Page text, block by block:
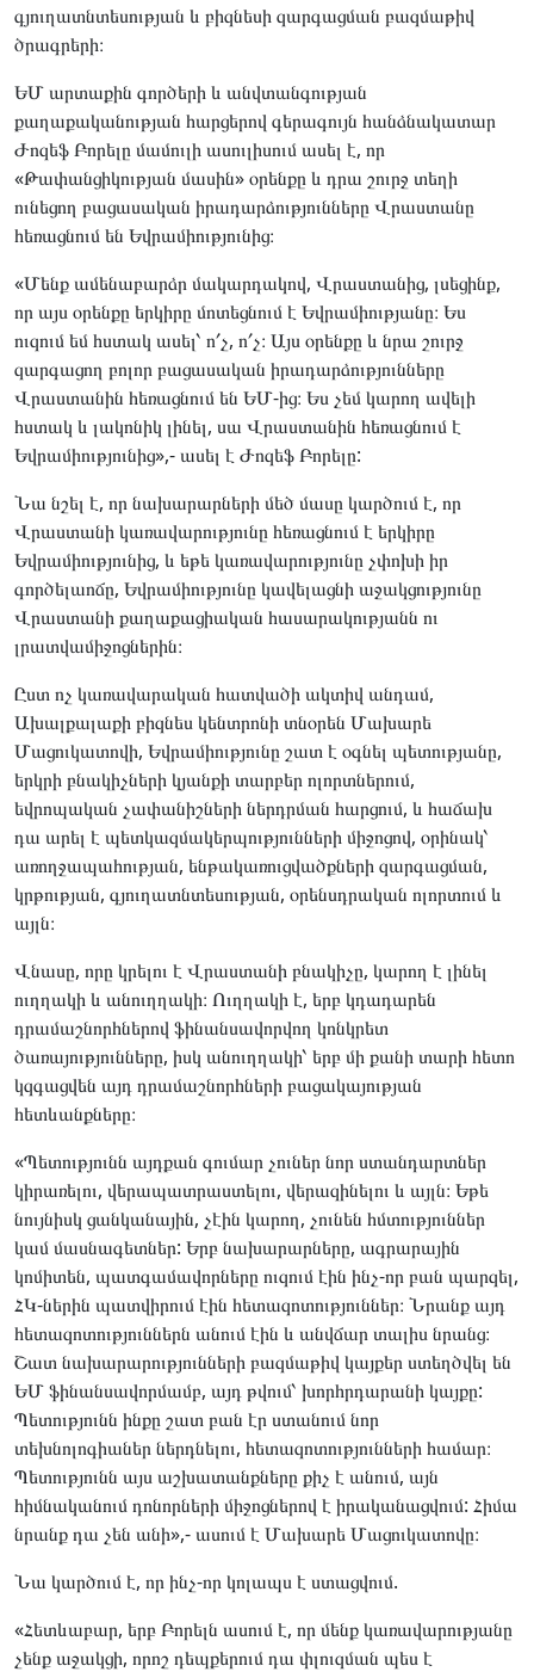
գյուղատնտեսության և բիզնեսի զարգացման բազմաթիվ
ծրագրերի։
ԵՄ արտաքին գործերի և անվտանգության
քաղաքականության հարցերով գերագույն հանձնակատար
Ժոզեֆ Բորելը մամուլի ասուլիսում ասել է, որ
«Թափանցիկության մասին» օրենքը և դրա շուրջ տեղի
ունեցող բացասական իրադարձությունները Վրաստանը
հեռացնում են Եվրամիությունից։
«Մենք ամենաբարձր մակարդակով, Վրաստանից, լսեցինք,
որ այս օրենքը երկիրը մոտեցնում է Եվրամիությանը։ Ես
ուզում եմ հստակ ասել՝ ո՛չ, ո՛չ։ Այս օրենքը և նրա շուրջ
զարգացող բոլոր բացասական իրադարձությունները
Վրաստանին հեռացնում են ԵՄ-ից։ Ես չեմ կարող ավելի
հստակ և լակոնիկ լինել, սա Վրաստանին հեռացնում է
Եվրամիությունից»,- ասել է Ժոզեֆ Բորելը:
Նա նշել է, որ նախարարների մեծ մասը կարծում է, որ
Վրաստանի կառավարությունը հեռացնում է երկիրը
Եվրամիությունից, և եթե կառավարությունը չփոխի իր
գործելաոճը, Եվրամիությունը կավելացնի աջակցությունը
Վրաստանի քաղաքացիական հասարակությանն ու
լրատվամիջոցներին։
Ըստ ոչ կառավարական հատվածի ակտիվ անդամ,
Ախալքալաքի բիզնես կենտրոնի տնօրեն Մախարե
Մացուկատովի, Եվրամիությունը շատ է օգնել պետությանը,
երկրի բնակիչների կյանքի տարբեր ոլորտներում,
եվրոպական չափանիշների ներդրման հարցում, և հաճախ
դա արել է պետկազմակերպությունների միջոցով, օրինակ՝
առողջապահության, ենթակառուցվածքների զարգացման,
կրթության, գյուղատնտեսության, օրենսդրական ոլորտում և
այլն։
Վնասը, որը կրելու է Վրաստանի բնակիչը, կարող է լինել
ուղղակի և անուղղակի։ Ուղղակի է, երբ կդադարեն
դրամաշնորհներով ֆինանսավորվող կոնկրետ
ծառայությունները, իսկ անուղղակի՝ երբ մի քանի տարի հետո
կզգացվեն այդ դրամաշնորհների բացակայության
հետևանքները։
«Պետությունն այդքան գումար չուներ նոր ստանդարտներ
կիրառելու, վերապատրաստելու, վերազինելու և այլն։ Եթե
նույնիսկ ցանկանային, չէին կարող, չունեն հմտություններ
կամ մասնագետներ: Երբ նախարարները, ագրարային
կոմիտեն, պատգամավորները ուզում էին ինչ-որ բան պարզել,
ՀԿ-ներին պատվիրում էին հետազոտություններ։ Նրանք այդ
հետազոտություններն անում էին և անվճար տալիս նրանց։
Շատ նախարարությունների բազմաթիվ կայքեր ստեղծվել են
ԵՄ ֆինանսավորմամբ, այդ թվում՝ խորհրդարանի կայքը:
Պետությունն ինքը շատ բան էր ստանում նոր
տեխնոլոգիաներ ներդնելու, հետազոտությունների համար։
Պետությունն այս աշխատանքները քիչ է անում, այն
հիմնականում դոնորների միջոցներով է իրականացվում: Հիմա
նրանք դա չեն անի»,- ասում է Մախարե Մացուկատովը։
Նա կարծում է, որ ինչ-որ կոլապս է ստացվում.
«Հետևաբար, երբ Բորելն ասում է, որ մենք կառավարությանը
չենք աջակցի, որոշ դեպքերում դա փլուզման պես է